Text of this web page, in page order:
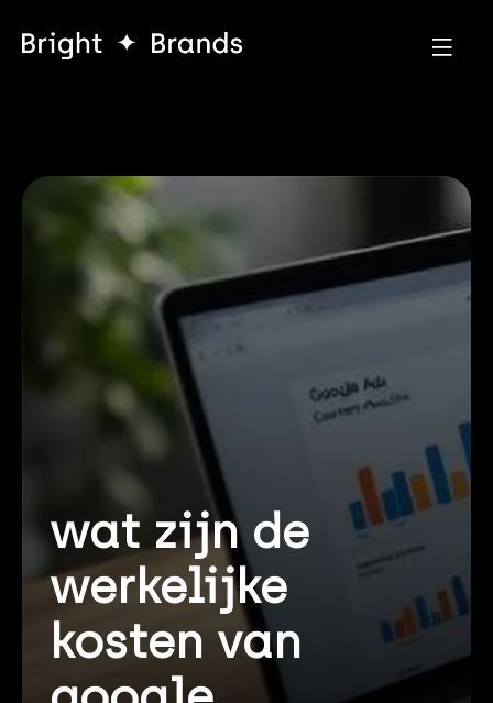
wat zijn de
werkelijke
kosten van